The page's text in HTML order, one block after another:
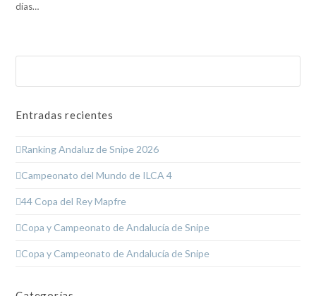
días…
Entradas recientes
Ranking Andaluz de Snipe 2026
Campeonato del Mundo de ILCA 4
44 Copa del Rey Mapfre
Copa y Campeonato de Andalucía de Snipe
Copa y Campeonato de Andalucía de Snipe